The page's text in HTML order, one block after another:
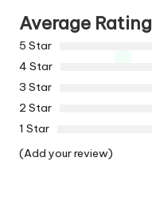
Average Rating
5 Star
4 Star
3 Star
2 Star
1 Star
(Add your review)